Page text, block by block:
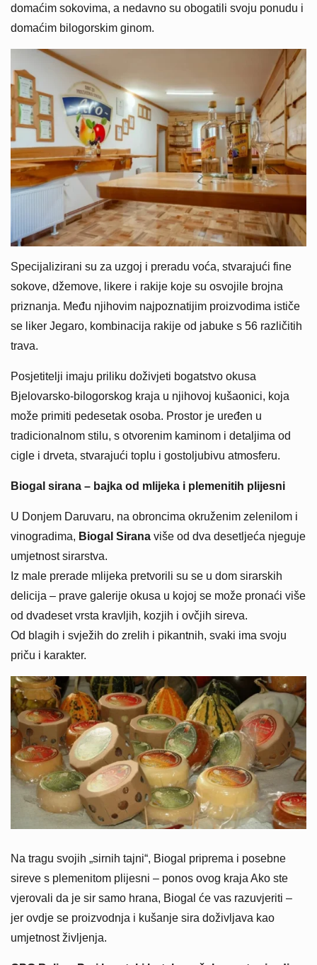
domaćim sokovima, a nedavno su obogatili svoju ponudu i
domaćim bilogorskim ginom.
Specijalizirani su za uzgoj i preradu voća, stvarajući fine
sokove, džemove, likere i rakije koje su osvojile brojna
priznanja. Među njihovim najpoznatijim proizvodima ističe
se liker Jegaro, kombinacija rakije od jabuke s 56 različitih
trava.
Posjetitelji imaju priliku doživjeti bogatstvo okusa
Bjelovarsko-bilogorskog kraja u njihovoj kušaonici, koja
može primiti pedesetak osoba. Prostor je uređen u
tradicionalnom stilu, s otvorenim kaminom i detaljima od
cigle i drveta, stvarajući toplu i gostoljubivu atmosferu.
Biogal sirana – bajka od mlijeka i plemenitih plijesni
U Donjem Daruvaru, na obroncima okruženim zelenilom i
vinogradima, Biogal Sirana više od dva desetljeća njeguje
umjetnost sirarstva.
Iz male prerade mlijeka pretvorili su se u dom sirarskih
delicija – prave galerije okusa u kojoj se može pronaći više
od dvadeset vrsta kravljih, kozjih i ovčjih sireva.
Od blagih i svježih do zrelih i pikantnih, svaki ima svoju
priču i karakter.
Na tragu svojih „sirnih tajni“, Biogal priprema i posebne
sireve s plemenitom plijesni – ponos ovog kraja Ako ste
vjerovali da je sir samo hrana, Biogal će vas razuvjeriti –
jer ovdje se proizvodnja i kušanje sira doživljava kao
umjetnost življenja.